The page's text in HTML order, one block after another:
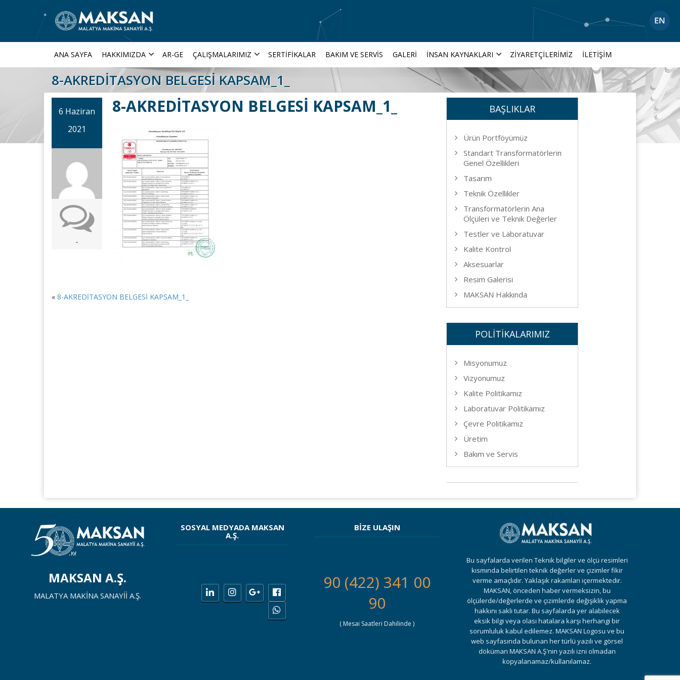
ANA SAYFA HAKKIMIZDA AR-GE ÇALIŞMALARIMIZ SERTIFIKALAR BAKIM VE SERVIS GALERI İNSAN KAYNAKLARI ZIYARETÇILERIMIZ İLETIŞIM
8-AKREDİTASYON BELGESİ KAPSAM_1_
6 Haziran
2021
-
8-AKREDİTASYON BELGESİ KAPSAM_1_
« 8-AKREDİTASYON BELGESİ KAPSAM_1_
BAŞLIKLAR
Ürün Portföyümüz
Standart Transformatörlerin
Genel Özellikleri
Tasarım
Teknik Özellikler
Transformatörlerin Ana
Ölçüleri ve Teknik Değerler
Testler ve Laboratuvar
Kalite Kontrol
Aksesuarlar
Resim Galerisi
MAKSAN Hakkında
POLİTİKALARIMIZ
Misyonumuz
Vizyonumuz
Kalite Politikamız
Laboratuvar Politikamız
Çevre Politikamız
Üretim
Bakım ve Servis
MAKSAN A.Ş.
MALATYA MAKİNA SANAYİİ A.Ş.
SOSYAL MEDYADA MAKSAN
A.Ş.
BİZE ULAŞIN
90 (422) 341 00
90
( Mesai Saatleri Dahilinde )
Bu sayfalarda verilen Teknik bilgiler ve ölçü resimleri
kısmında belirtilen teknik değerler ve çizimler fikir
verme amaçlıdır. Yaklaşık rakamları içermektedir.
MAKSAN, önceden haber vermeksizin, bu
ölçülerde/değerlerde ve çizimlerde değişiklik yapma
hakkını saklı tutar. Bu sayfalarda yer alabilecek
eksik bilgi veya olası hatalara karşı herhangi bir
sorumluluk kabul edilemez. MAKSAN Logosu ve bu
web sayfasında bulunan her türlü yazılı ve görsel
döküman MAKSAN A.Ş'nin yazılı izni olmadan
kopyalanamaz/kullanılamaz.